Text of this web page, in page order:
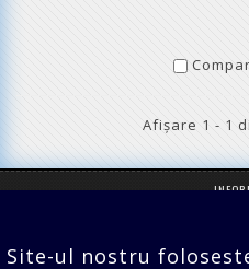
Afişare 1 - 1
Site-ul nostru